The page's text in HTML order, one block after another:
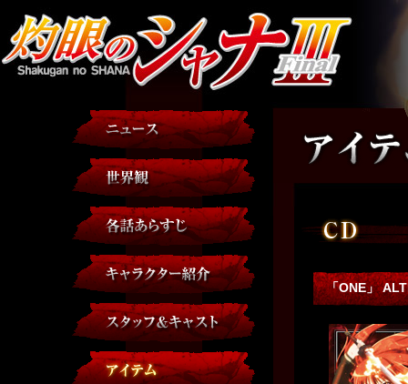
「ONE」